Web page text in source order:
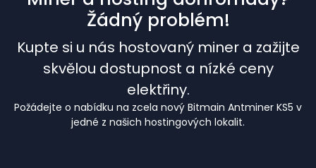
Žádný problém!
Kupte si u nás hostovaný miner a zažijte
skvělou dostupnost a nízké ceny
elektřiny.
Požádejte o nabídku na zcela nový Bitmain Antminer KS5 v
jedné z našich hostingových lokalit.